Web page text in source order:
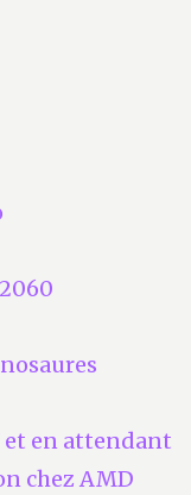
et en attendant
chez AMD